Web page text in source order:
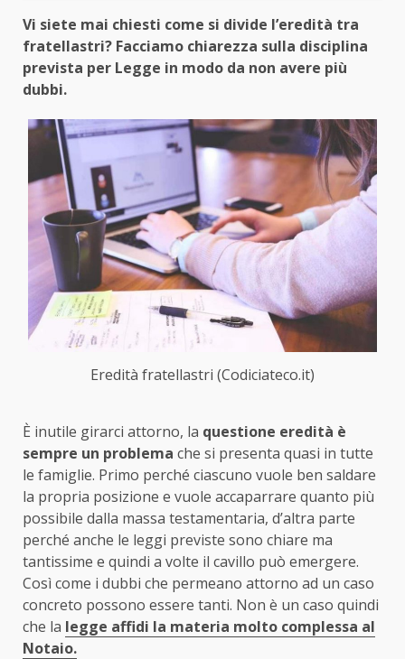
Vi siete mai chiesti come si divide l’eredità tra
fratellastri? Facciamo chiarezza sulla disciplina
prevista per Legge in modo da non avere più
dubbi.
Eredità fratellastri (Codiciateco.it)
È inutile girarci attorno, la questione eredità è
sempre un problema che si presenta quasi in tutte
le famiglie. Primo perché ciascuno vuole ben saldare
la propria posizione e vuole accaparrare quanto più
possibile dalla massa testamentaria, d’altra parte
perché anche le leggi previste sono chiare ma
tantissime e quindi a volte il cavillo può emergere.
Così come i dubbi che permeano attorno ad un caso
concreto possono essere tanti. Non è un caso quindi
che la legge affidi la materia molto complessa al
Notaio.